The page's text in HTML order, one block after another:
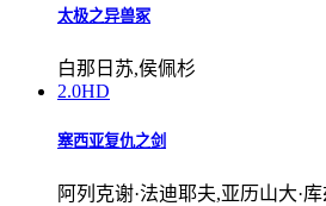
太极之异兽冢
白那日苏,侯佩杉
2.0HD
塞西亚复仇之剑
阿列克谢·法迪耶夫,亚历山大·